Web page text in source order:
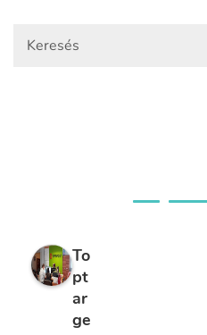
To
pt
ar
ge